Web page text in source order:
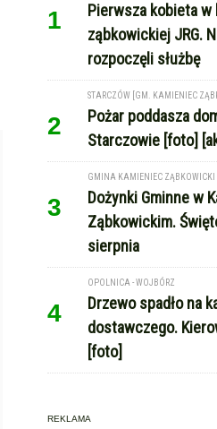
1
Pierwsza kobieta
ząbkowickiej JRG.
rozpoczęli służbę
2
STARCZÓW [GM. KAMIENIEC
Pożar poddasza
Starczowie [foto]
3
GMINA KAMIENIEC ZĄBKOWICKI
Dożynki Gminne w
Ząbkowickim.
sierpnia
4
OPOLNICA - WOJBÓRZ
Drzewo spadło na
dostawczego.
[foto]
REKLAMA